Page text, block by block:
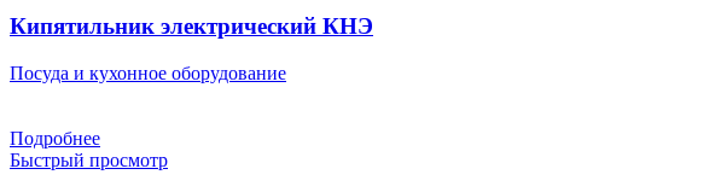
Кипятильник электрический КНЭ
Посуда и кухонное оборудование
Подробнее
Быстрый просмотр